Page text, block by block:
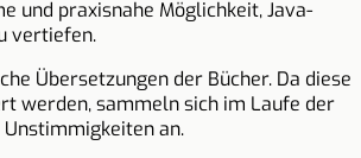
und praxisnahe Möglichkeit, Java-
vertiefen.
Übersetzungen der Bücher. Da diese
werden, sammeln sich im Laufe der
an.